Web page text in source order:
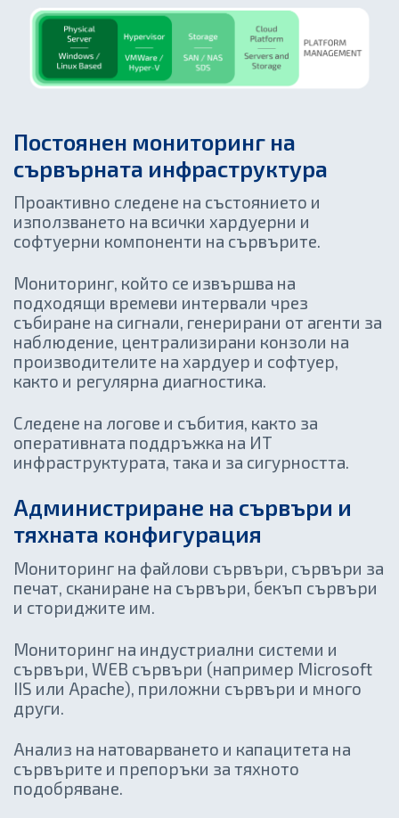
Постоянен мониторинг на
сървърната инфраструктура
Проактивно следене на състоянието и
използването на всички хардуерни и
софтуерни компоненти на сървърите.
Мониторинг, който се извършва на
подходящи времеви интервали чрез
събиране на сигнали, генерирани от агенти за
наблюдение, централизирани конзоли на
производителите на хардуер и софтуер,
както и регулярна диагностика.
Следене на логове и събития, както за
оперативната поддръжка на ИТ
инфраструктурата, така и за сигурността.
Администриране на сървъри и
тяхната конфигурация
Мониторинг на файлови сървъри, сървъри за
печат, сканиране на сървъри, бекъп сървъри
и сториджите им.
Мониторинг на индустриални системи и
сървъри, WEB сървъри (например Microsoft
IIS или Apache), приложни сървъри и много
други.
Анализ на натоварването и капацитета на
сървърите и препоръки за тяхното
подобряване.